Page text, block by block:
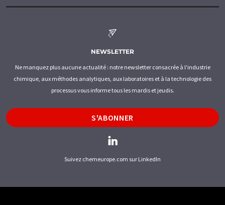
NEWSLETTER
Ne manquez plus aucune actualité : notre newsletter consacrée à l'industrie
chimique, aux méthodes analytiques, aux laboratoires et à la technologie des
processus vous informe tous les mardis et jeudis.
S'ABONNER
Suivez chemeurope.com sur LinkedIn